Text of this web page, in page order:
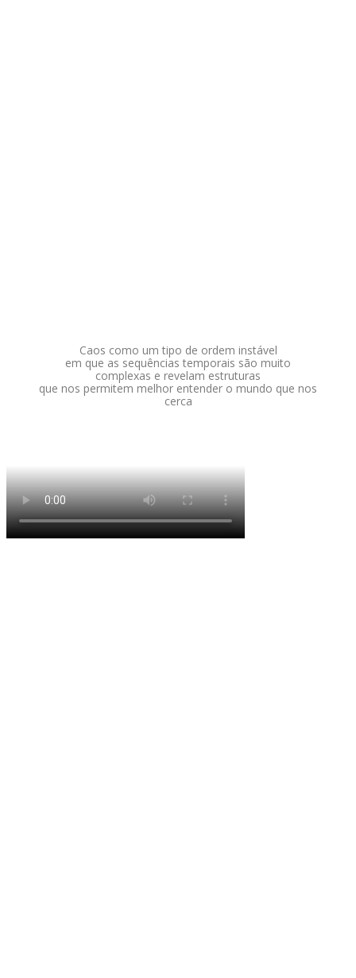
Caos como um tipo de ordem instável
em que as sequências temporais são muito
complexas e revelam estruturas
que nos permitem melhor entender o mundo que nos
cerca